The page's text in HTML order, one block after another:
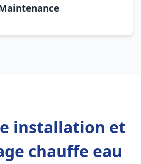
installation et
chauffe eau